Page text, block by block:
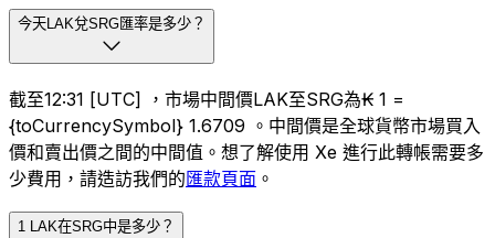
今天LAK兌SRG匯率是多少？
截至12:31 [UTC] ，市場中間價LAK至SRG為₭ 1 =
{toCurrencySymbol} 1.6709 。中間價是全球貨幣市場買入
價和賣出價之間的中間值。想了解使用 Xe 進行此轉帳需要多
少費用，請造訪我們的匯款頁面 。
1 LAK在SRG中是多少？